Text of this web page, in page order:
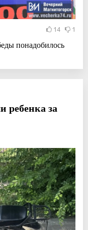
14 1
понадобилось
ребенка за